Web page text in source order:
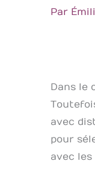
Par
Dans le
avec
pour
avec